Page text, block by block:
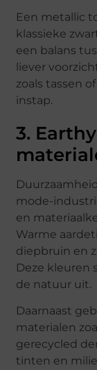
Een metallic
klassieke
een balans
liever
zoals tassen
instap.
3.
mode-
en
Warme
diepbruin en
Deze kleuren
de natuur uit.
Daarnaast
materialen
gerecycled
tinten en